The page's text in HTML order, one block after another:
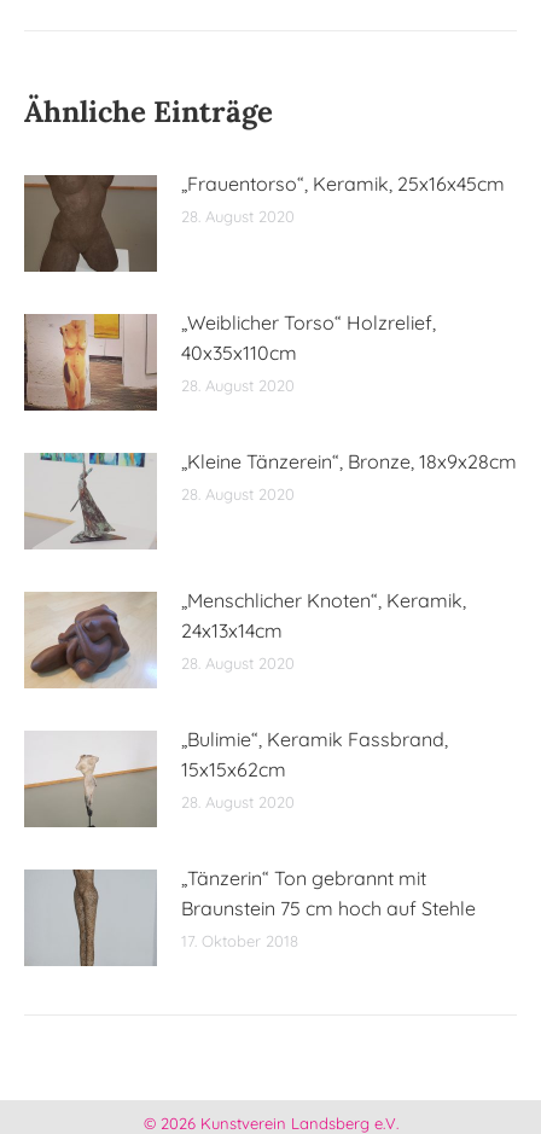
Ähnliche Einträge
„Frauentorso“, Keramik, 25x16x45cm
28. August 2020
„Weiblicher Torso“ Holzrelief,
40x35x110cm
28. August 2020
„Kleine Tänzerein“, Bronze, 18x9x28cm
28. August 2020
„Menschlicher Knoten“, Keramik,
24x13x14cm
28. August 2020
„Bulimie“, Keramik Fassbrand,
15x15x62cm
28. August 2020
„Tänzerin“ Ton gebrannt mit
Braunstein 75 cm hoch auf Stehle
17. Oktober 2018
© 2026 Kunstverein Landsberg e.V.